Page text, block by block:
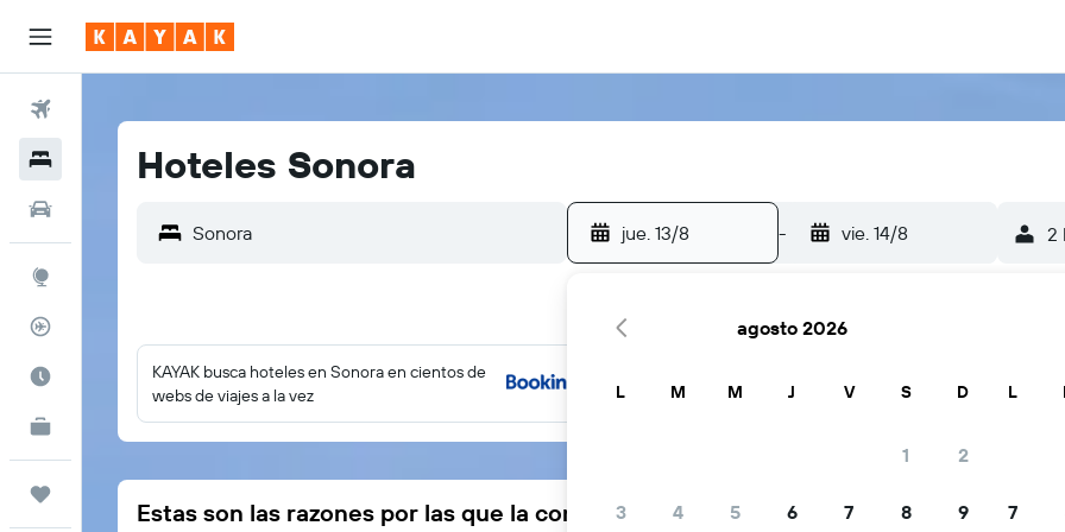
Hoteles
KAYAK for Business
Hoteles Sonora
jue. 13/8 - vie. 14/8 2
KAYAK busca hoteles en Sonora en cientos de
webs de viajes a la vez
Estas son las razones por las que la comunidad viajera elige KAYAK
agosto 2026
L M M J V S D
1 2
3 4 5 6 7 8 9
L
7